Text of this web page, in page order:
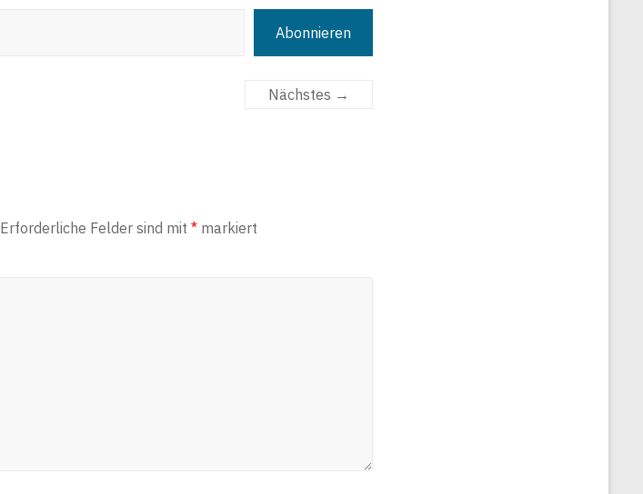
Abonnieren
Nächstes →
Erforderliche Felder sind mit * markiert